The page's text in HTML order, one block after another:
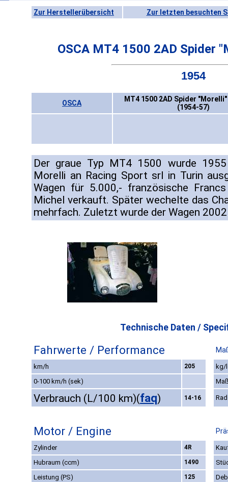
Zur Herstellerübersicht Zur letzten besuchten
OSCA MT4 1500 2AD Spider
1954
OSCA
MT4 1500 2AD Spider "Morelli"
(1954-57)
Der graue Typ MT4 1500 wurde
Morelli an Racing Sport srl in Turin
Wagen für 5.000,- französische
Michel verkauft. Später wechelte das
mehrfach. Zuletzt wurde der Wagen
Technische Daten /
Fahrwerte / Performance
km/h 205
kg/
0-100 km/h (sek)
Verbrauch (L/100 km)(faq) 14-16
Motor / Engine
Zylinder 4R
Hubraum (ccm)
1490
Leistung (PS)
125